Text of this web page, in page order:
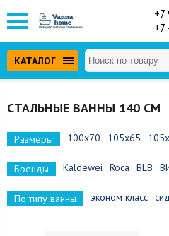
+7
+7
КАТАЛОГ
СТАЛЬНЫЕ ВАННЫ 140 СМ
Размеры 100x70 105x65
Бренды Kaldewei Roca BLB
По типу ванны эконом класс